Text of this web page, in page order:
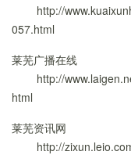
http://
057.html
莱芜广播在线
http://
html
莱芜资讯网
http://